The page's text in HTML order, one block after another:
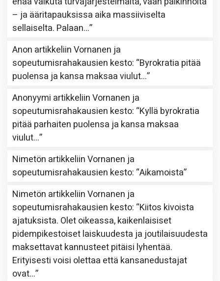
– ja ääritapauksissa aika massiiviselta
sellaiselta. Palaan…”
Anon artikkeliinVornanen ja
sopeutumisrahakausien kesto: “Byrokratia pitää
puolensa ja kansa maksaa viulut…”
Anonyymi artikkeliinVornanen ja
sopeutumisrahakausien kesto: “Kyllä byrokratia
pitää parhaiten puolensa ja kansa maksaa
viulut…”
Nimetön artikkeliinVornanen ja
sopeutumisrahakausien kesto: “Aikamoista”
Nimetön artikkeliinVornanen ja
sopeutumisrahakausien kesto: “Kiitos kivoista
ajatuksista. Olet oikeassa, kaikenlaisiset
pidempikestoiset laiskuudesta ja joutilaisuudesta
maksettavat kannusteet pitäisi lyhentää.
Erityisesti voisi olettaa että kansanedustajat
ovat…”